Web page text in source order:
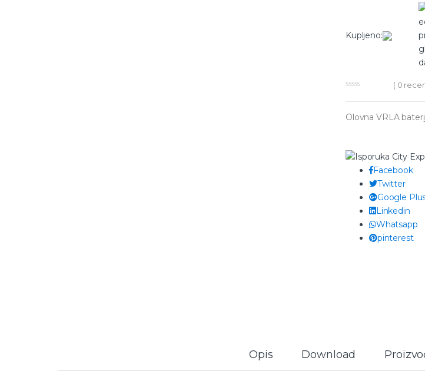
Kupljeno:
( 0
Olovna VRLA
Facebook
Twitter
Google
Linkedin
Whatsapp
pinterest
Opis Download